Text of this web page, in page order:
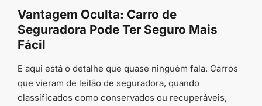
Vantagem Oculta: Carro de
Seguradora Pode Ter Seguro Mais
Fácil
E aqui está o detalhe que quase ninguém fala. Carros
que vieram de leilão de seguradora, quando
classificados como conservados ou recuperáveis,